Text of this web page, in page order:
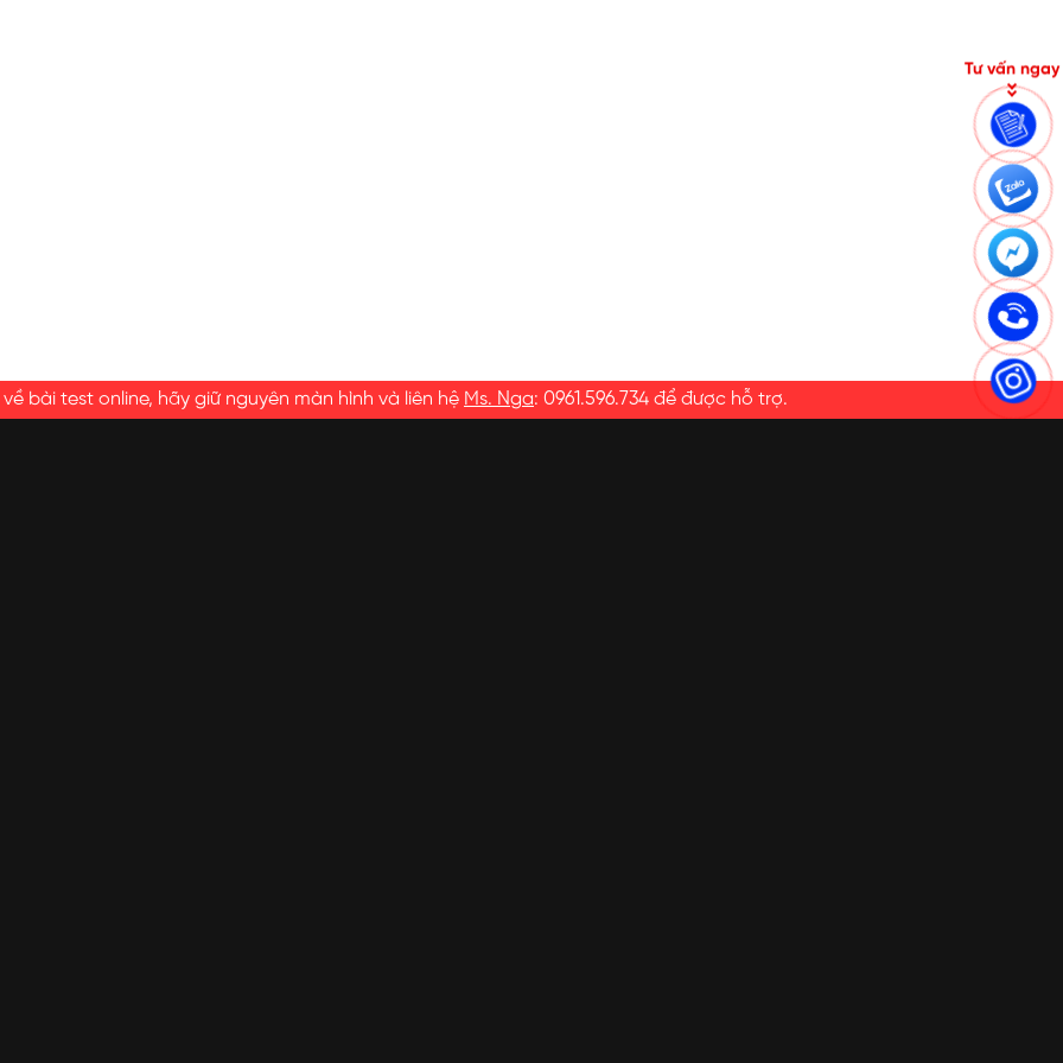
bài test online, hãy giữ nguyên màn hình và liên hệ Ms. Nga: 0961.596.734 để được hỗ trợ.
Tư vấn ngay